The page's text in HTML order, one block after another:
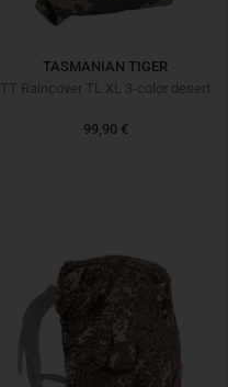
TASMANIAN TIGER
TT Raincover TL XL 3-color desert
99,90 €